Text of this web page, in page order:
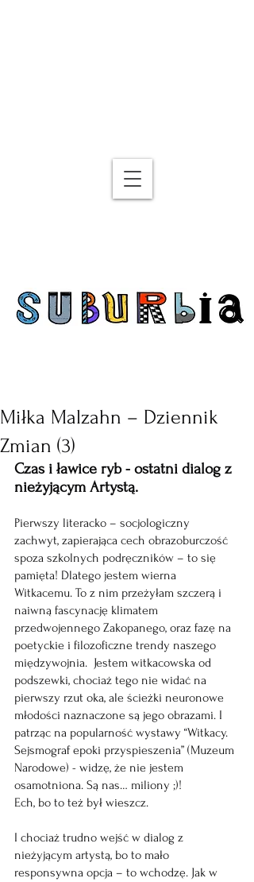
Miłka Malzahn – Dziennik
Zmian (3)
Czas i ławice ryb - ostatni dialog z
nieżyjącym Artystą.
Pierwszy literacko – socjologiczny
zachwyt, zapierająca cech obrazoburczość
spoza szkolnych podręczników – to się
pamięta! Dlatego jestem wierna
Witkacemu. To z nim przeżyłam szczerą i
naiwną fascynację klimatem
przedwojennego Zakopanego, oraz fazę na
poetyckie i filozoficzne trendy naszego
międzywojnia.  Jestem witkacowska od
podszewki, chociaż tego nie widać na
pierwszy rzut oka, ale ścieżki neuronowe
młodości naznaczone są jego obrazami. I
patrząc na popularność wystawy “Witkacy.
Sejsmograf epoki przyspieszenia” (Muzeum
Narodowe) - widzę, że nie jestem
osamotniona. Są nas… miliony ;)!
Ech, bo to też był wieszcz.
I chociaż trudno wejść w dialog z
nieżyjącym artystą, bo to mało
responsywna opcja – to wchodzę. Jak w